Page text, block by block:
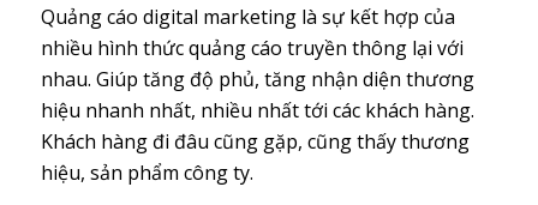
Quảng cáo digital marketing là sự kết hợp của
nhiều hình thức quảng cáo truyền thông lại với
nhau. Giúp tăng độ phủ, tăng nhận diện thương
hiệu nhanh nhất, nhiều nhất tới các khách hàng.
Khách hàng đi đâu cũng gặp, cũng thấy thương
hiệu, sản phẩm công ty.